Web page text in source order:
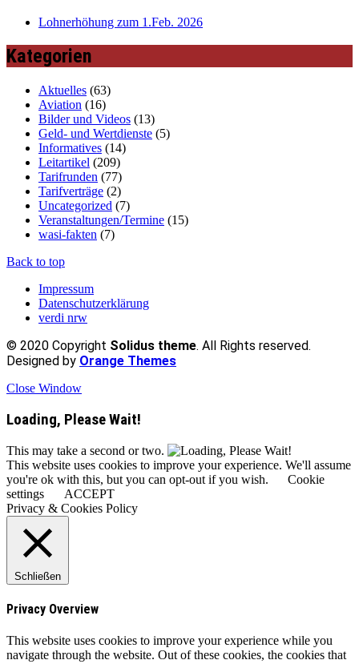
Lohnerhöhung zum 1.Feb. 2026
Kategorien
Aktuelles (63)
Aviation (16)
Bilder und Videos (13)
Geld- und Wertdienste (5)
Informatives (14)
Leitartikel (209)
Tarifrunden (77)
Tarifverträge (2)
Uncategorized (7)
Veranstaltungen/Termine (15)
wasi-fakten (7)
Back to top
Impressum
Datenschutzerklärung
verdi nrw
© 2020 Copyright Solidus theme. All Rights reserved.
Designed by Orange Themes
Close Window
Loading, Please Wait!
This may take a second or two.
This website uses cookies to improve your experience. We'll assume
you're ok with this, but you can opt-out if you wish.
Cookie
settings
ACCEPT
Privacy & Cookies Policy
Schließen
Privacy Overview
This website uses cookies to improve your experience while you
navigate through the website. Out of these cookies, the cookies that